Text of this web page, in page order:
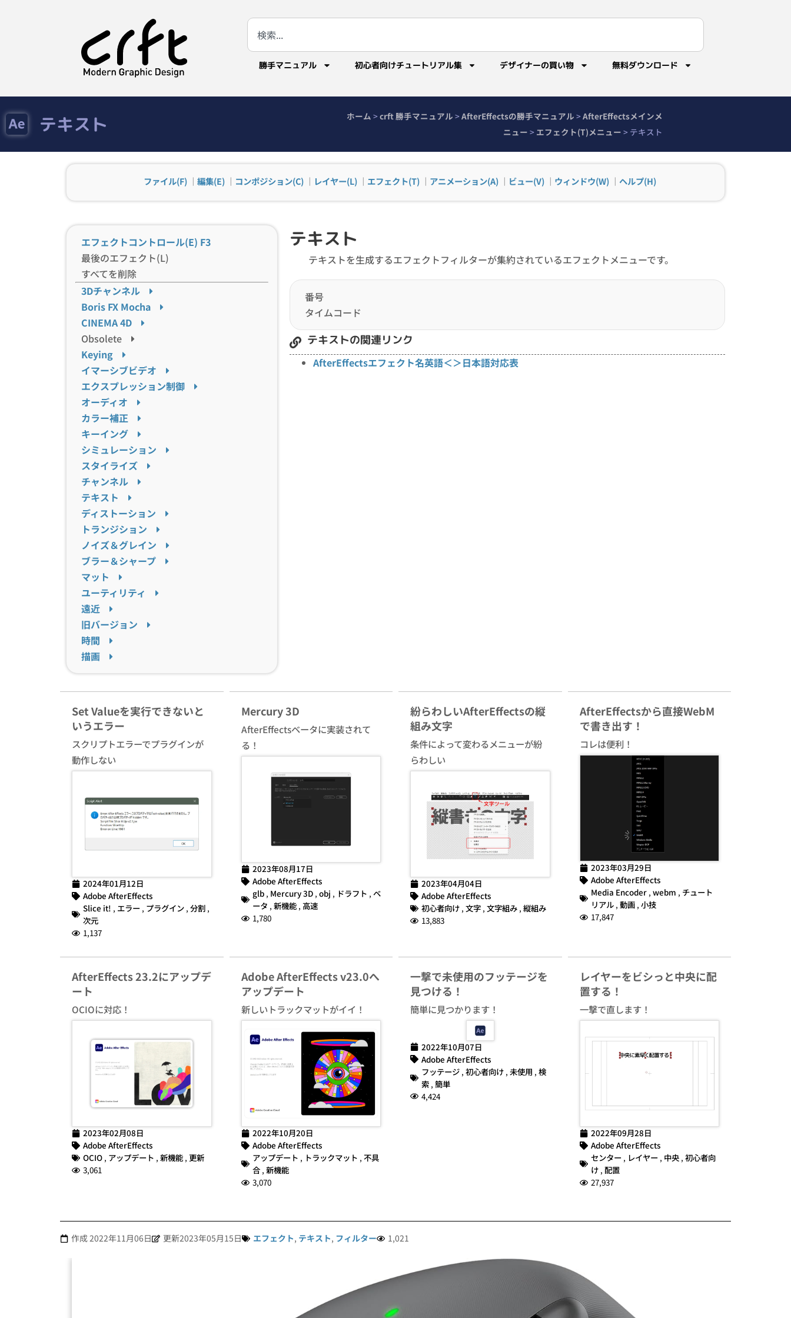
勝手マニュアル 初心者向けチュートリアル集 デザイナーの買い物 無料ダウンロード
テキスト ホーム >crft 勝手マニュアル >AfterEffectsの勝手マニュアル >AfterEffectsメインメ
ニュー > エフェクト(T)メニュー > テキスト
ファイル(F)｜ 編集(E)｜ コンポジション(C)｜ レイヤー(L)｜ エフェクト(T)｜ アニメーション(A)｜ ビュー(V)｜ ウィンドウ(W)｜ ヘルプ(H)
エフェクトコントロール(E) F3
最後のエフェクト(L)
すべてを削除
3Dチャンネル
Boris FX Mocha
CINEMA 4D
Obsolete
Keying
イマーシブビデオ
エクスプレッション制御
オーディオ
カラー補正
キーイング
シミュレーション
スタイライズ
チャンネル
テキスト
ディストーション
トランジション
ノイズ＆グレイン
ブラー＆シャープ
マット
ユーティリティ
遠近
旧バージョン
時間
描画
テキスト
テキストを生成するエフェクトフィルターが集約されているエフェクトメニューです。
番号
タイムコード
テキストの関連リンク
AfterEffectsエフェクト名英語＜＞日本語対応表
Set Valueを実行できないと
いうエラー
スクリプトエラーでプラグインが
動作しない
2024年01月12日
Adobe AfterEffects
Slice it! , エラー , プラグイン , 分割 ,
次元
1,137
Mercury 3D
AfterEffectsベータに実装されて
る！
2023年08月17日
Adobe AfterEffects
glb, Mercury 3D, obj , ドラフト , ベ
ータ , 新機能, 高速
1,780
紛らわしいAfterEffectsの縦
組み文字
条件によって変わるメニューが紛
らわしい
2023年04月04日
Adobe AfterEffects
初心者向け , 文字 , 文字組み , 縦組み
13,883
AfterEffectsから直接WebM
で書き出す！
コレは便利！
2023年03月29日
Adobe AfterEffects
Media Encoder, webm , チュート
リアル, 動画, 小技
17,847
AfterEffects 23.2にアップデ
ート
OCIOに対応！
2023年02月08日
Adobe AfterEffects
OCIO , アップデート , 新機能 , 更新
3,061
Adobe AfterEffects v23.0へ
アップデート
新しいトラックマットがイイ！
2022年10月20日
Adobe AfterEffects
アップデート , トラックマット , 不具
合, 新機能
3,070
一撃で未使用のフッテージを
見つける！
簡単に見つかります！
2022年10月07日
Adobe AfterEffects
フッテージ , 初心者向け , 未使用 , 検
索 , 簡単
4,424
レイヤーをビシっと中央に配
置する！
一撃で直します！
2022年09月28日
Adobe AfterEffects
センター, レイヤー, 中央, 初心者向
け, 配置
27,937
作成2022年11月06日 更新2023年05月15日 エフェクト, テキスト, フィルター 1,021